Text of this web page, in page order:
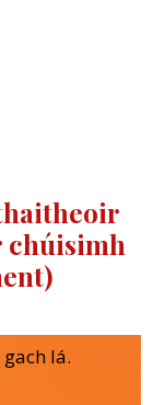
chúisimh
lá.